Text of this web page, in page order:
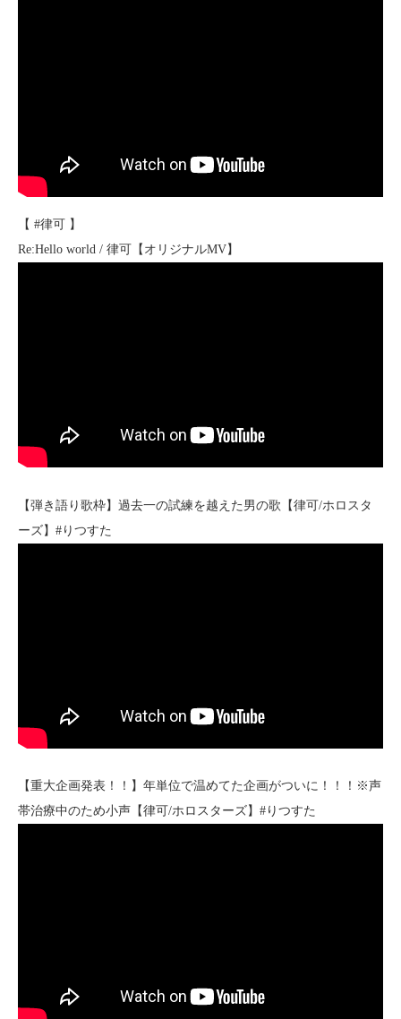
【 #律可 】
Re:Hello world / 律可【オリジナルMV】
【弾き語り歌枠】過去一の試練を越えた男の歌【律可/ホロスタ
ーズ】#りつすた
【重大企画発表！！】年単位で温めてた企画がついに！！！※声
帯治療中のため小声【律可/ホロスターズ】#りつすた